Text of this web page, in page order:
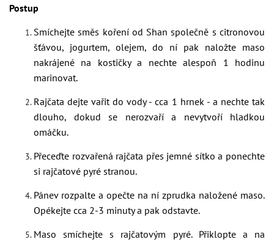
Postup
Smíchejte směs koření od Shan společně s citronovou
šťávou, jogurtem, olejem, do ní pak naložte maso
nakrájené na kostičky a nechte alespoň 1 hodinu
marinovat.
Rajčata dejte vařit do vody - cca 1 hrnek - a nechte tak
dlouho, dokud se nerozvaří a nevytvoří hladkou
omáčku.
Přeceďte rozvařená rajčata přes jemné sítko a ponechte
si rajčatové pyré stranou.
Pánev rozpalte a opečte na ní zprudka naložené maso.
Opékejte cca 2-3 minuty a pak odstavte.
Maso smíchejte s rajčatovým pyré. Přiklopte a na